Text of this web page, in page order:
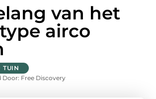
van het
airco
TUIN
Door: Free Discovery